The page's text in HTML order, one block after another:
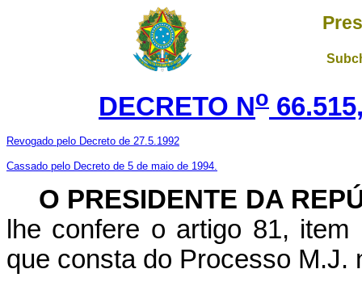
DECRETO No
Revogado pelo Decreto de 27.5.1992
Cassado pelo Decreto de 5 de maio de 1994.
O PRESIDENTE DA
lhe confere o artigo 81,
que consta do Processo M.J.